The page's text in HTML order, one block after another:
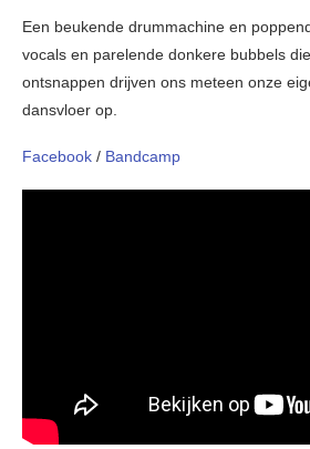
Een beukende drummachine en
vocals en parelende donkere bubbels
ontsnappen drijven ons meteen onze
dansvloer op.
Facebook / Bandcamp